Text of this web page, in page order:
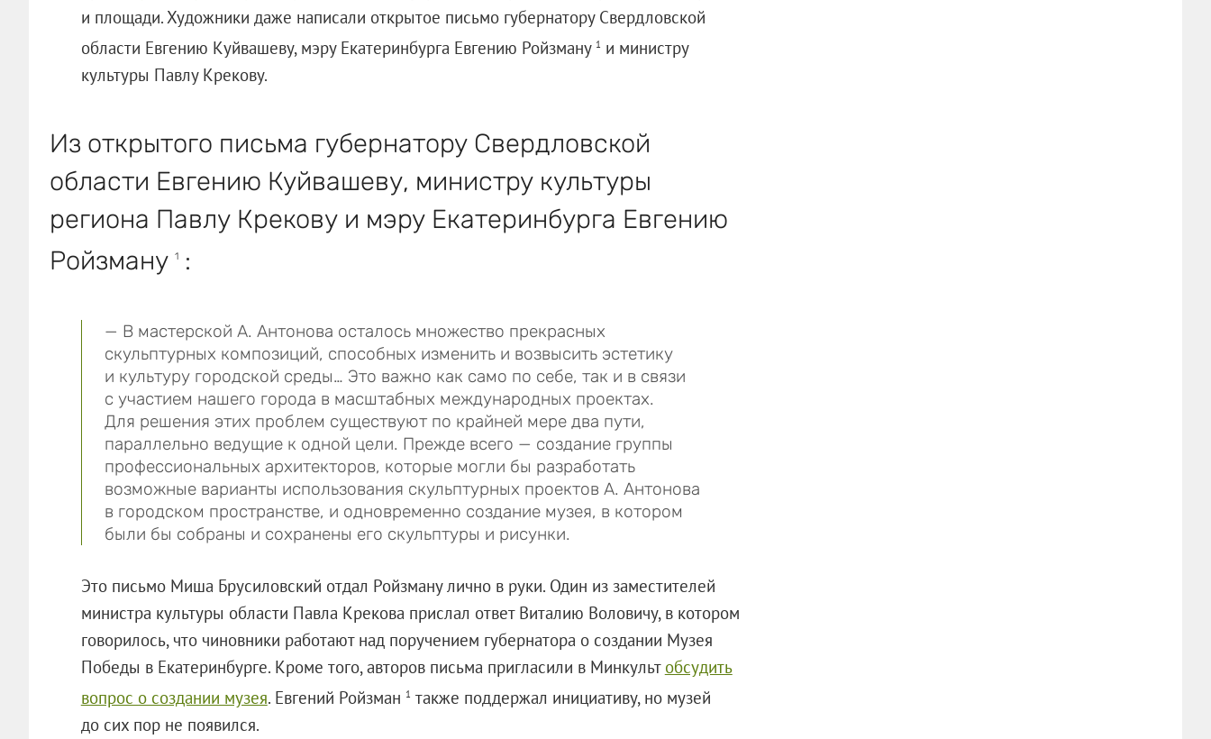
и площади. Художники даже написали открытое письмо губернатору Свердловской
области Евгению Куйвашеву, мэру Екатеринбурга Евгению Ройзману 1 и министру
культуры Павлу Крекову.
Из открытого письма губернатору Свердловской
области Евгению Куйвашеву, министру культуры
региона Павлу Крекову и мэру Екатеринбурга Евгению
Ройзману 1 :
— В мастерской А. Антонова осталось множество прекрасных
скульптурных композиций, способных изменить и возвысить эстетику
и культуру городской среды… Это важно как само по себе, так и в связи
с участием нашего города в масштабных международных проектах.
Для решения этих проблем существуют по крайней мере два пути,
параллельно ведущие к одной цели. Прежде всего — создание группы
профессиональных архитекторов, которые могли бы разработать
возможные варианты использования скульптурных проектов А. Антонова
в городском пространстве, и одновременно создание музея, в котором
были бы собраны и сохранены его скульптуры и рисунки.
Это письмо Миша Брусиловский отдал Ройзману лично в руки. Один из заместителей
министра культуры области Павла Крекова прислал ответ Виталию Воловичу, в котором
говорилось, что чиновники работают над поручением губернатора о создании Музея
Победы в Екатеринбурге. Кроме того, авторов письма пригласили в Минкульт обсудить
вопрос о создании музея. Евгений Ройзман 1 также поддержал инициативу, но музей
до сих пор не появился.